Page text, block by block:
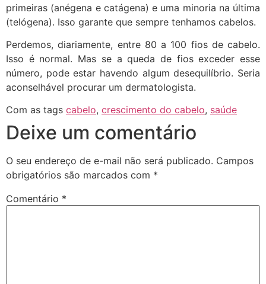
primeiras (anégena e catágena) e uma minoria na última
(telógena). Isso garante que sempre tenhamos cabelos.
Perdemos, diariamente, entre 80 a 100 fios de cabelo.
Isso é normal. Mas se a queda de fios exceder esse
número, pode estar havendo algum desequilíbrio. Seria
aconselhável procurar um dermatologista.
Com as tags cabelo, crescimento do cabelo, saúde
Deixe um comentário
O seu endereço de e-mail não será publicado. Campos
obrigatórios são marcados com *
Comentário *